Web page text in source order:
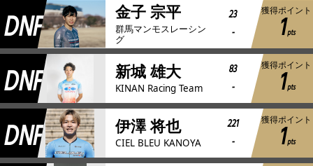
DNF 金子 宗平
群馬マンモスレーシン
グ
23
-
獲得ポイント
1pts
DNF 新城 雄大
KINAN Racing Team
83
-
獲得ポイント
1pts
DNF 伊澤 将也
CIEL BLEU KANOYA
221
-
獲得ポイント
1pts